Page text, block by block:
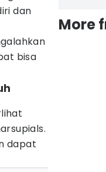
dan
bisa
dapat
More